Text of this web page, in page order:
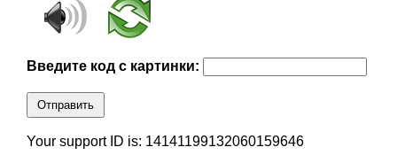
Введите код с картинки:
Отправить
Your support ID is: 14141199132060159646